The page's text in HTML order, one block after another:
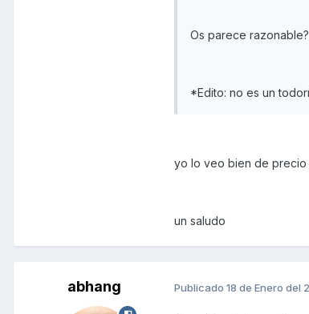
Os parece
*Edito: no es un
yo lo veo bien de precio
un saludo
abhang Publicado 18 de Enero del